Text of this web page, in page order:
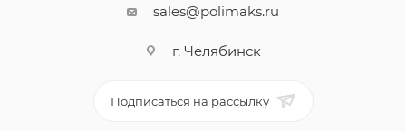
sales@polimaks.ru
г. Челябинск
Подписаться на рассылку